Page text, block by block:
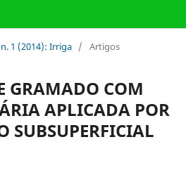
1 (2014): Irriga / Artigos
GRAMADO COM
APLICADA POR
SUBSUPERFICIAL